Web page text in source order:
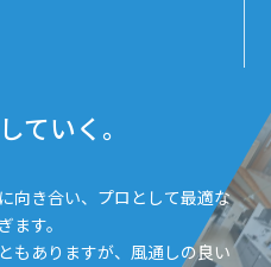
ていく。
向き合い、プロとして最適な
す。
もありますが、風通しの良い